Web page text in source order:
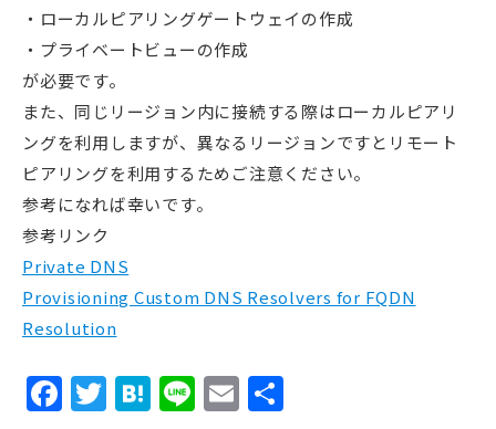
ローカルピアリングゲートウェイの作成
プライベートビューの作成
が必要です。
また、同じリージョン内に接続する際はローカルピアリ
ングを利用しますが、異なるリージョンですとリモート
ピアリングを利用するためご注意ください。
参考になれば幸いです。
参考リンク
Private DNS
Provisioning Custom DNS Resolvers for FQDN
Resolution
Facebook
Twitter
Hatena
LineEmail